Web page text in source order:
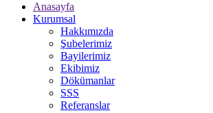
Anasayfa
Kurumsal
Hakkımızda
Şubelerimiz
Bayilerimiz
Ekibimiz
Dökümanlar
SSS
Referanslar